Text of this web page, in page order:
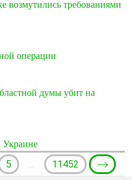
возмутились требованиями
операции
думы убит на
5 … 11452